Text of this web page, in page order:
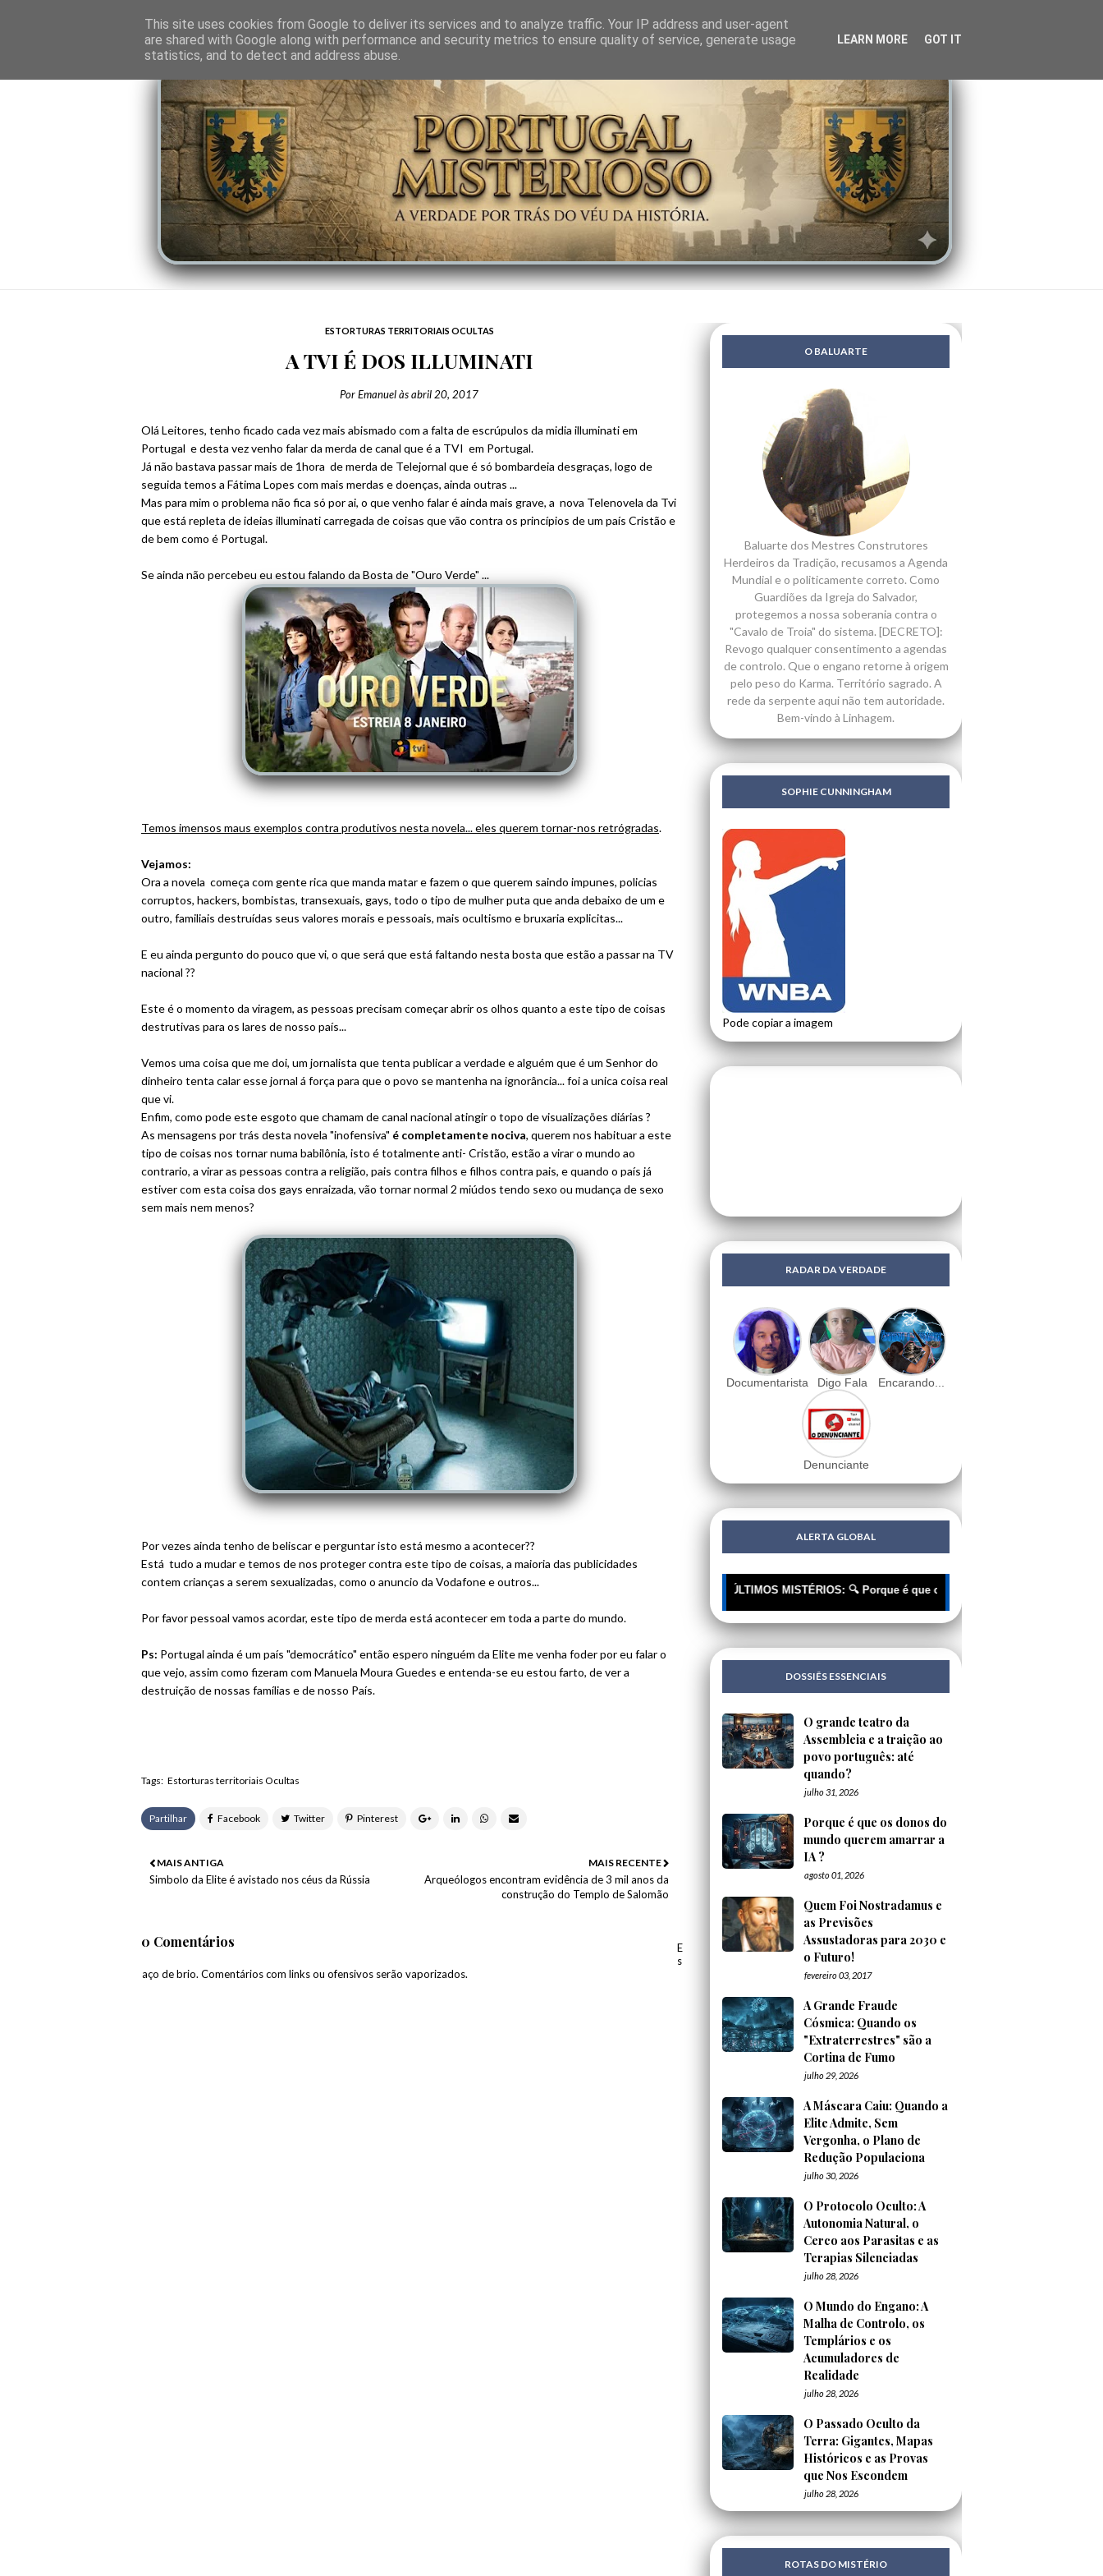
O PORTAL SOMBRAS DO PODER LINHAGEM SABEDORIA CIÊNCIA DO INVISÍVEL CONTRA-PODER ANJOS LENDAS
ESTORTURAS TERRITORIAIS OCULTAS
A TVI É DOS ILLUMINATI
PorEmanuelàsabril 20, 2017
Olá Leitores, tenho ficado cada vez mais abismado com a falta de escrúpulos da midia illuminati em
Portugal e desta vez venho falar da merda de canal que é a TVI em Portugal.
Já não bastava passar mais de 1hora de merda de Telejornal que é só bombardeia desgraças, logo de
seguida temos a Fátima Lopes com mais merdas e doenças, ainda outras ...
Mas para mim o problema não fica só por ai, o que venho falar é ainda mais grave, a nova Telenovela da Tvi
que está repleta de ideias illuminati carregada de coisas que vão contra os princípios de um país Cristão e
de bem como é Portugal.
Se ainda não percebeu eu estou falando da Bosta de "Ouro Verde" ...
Temos imensos maus exemplos contra produtivos nesta novela... eles querem tornar-nos retrógradas.
Vejamos:
Ora a novela começa com gente rica que manda matar e fazem o que querem saindo impunes, policias
corruptos, hackers, bombistas, transexuais, gays, todo o tipo de mulher puta que anda debaixo de um e
outro, familiais destruídas seus valores morais e pessoais, mais ocultismo e bruxaria explicitas...
E eu ainda pergunto do pouco que vi, o que será que está faltando nesta bosta que estão a passar na TV
nacional ??
Este é o momento da viragem, as pessoas precisam começar abrir os olhos quanto a este tipo de coisas
destrutivas para os lares de nosso país...
Vemos uma coisa que me doi, um jornalista que tenta publicar a verdade e alguém que é um Senhor do
dinheiro tenta calar esse jornal á força para que o povo se mantenha na ignorância... foi a unica coisa real
que vi.
Enfim, como pode este esgoto que chamam de canal nacional atingir o topo de visualizações diárias ?
As mensagens por trás desta novela "inofensiva" é completamente nociva, querem nos habituar a este
tipo de coisas nos tornar numa babilônia, isto é totalmente anti- Cristão, estão a virar o mundo ao
contrario, a virar as pessoas contra a religião, pais contra filhos e filhos contra pais, e quando o país já
estiver com esta coisa dos gays enraizada, vão tornar normal 2 miúdos tendo sexo ou mudança de sexo
sem mais nem menos?
Por vezes ainda tenho de beliscar e perguntar isto está mesmo a acontecer??
Está tudo a mudar e temos de nos proteger contra este tipo de coisas, a maioria das publicidades
contem crianças a serem sexualizadas, como o anuncio da Vodafone e outros...
Por favor pessoal vamos acordar, este tipo de merda está acontecer em toda a parte do mundo.
Ps: Portugal ainda é um país "democrático" então espero ninguém da Elite me venha foder por eu falar o
que vejo, assim como fizeram com Manuela Moura Guedes e entenda-se eu estou farto, de ver a
destruição de nossas famílias e de nosso País.
Tags: Estorturas territoriais Ocultas
Partilhar
MAIS RECENTE
Arqueólogos encontram evidência de 3 mil anos da
construção do Templo de Salomão
MAIS ANTIGA
Simbolo da Elite é avistado nos céus da Rússia
0 Comentários
E
s
paço de brio. Comentários com links ou ofensivos serão vaporizados.
O BALUARTE
Baluarte dos Mestres Construtores
Herdeiros da Tradição, recusamos a Agenda
Mundial e o politicamente correto. Como
Guardiões da Igreja do Salvador,
protegemos a nossa soberania contra o
"Cavalo de Troia" do sistema. [DECRETO]:
Revogo qualquer consentimento a agendas
de controlo. Que o engano retorne à origem
pelo peso do Karma. Território sagrado. A
rede da serpente aqui não tem autoridade.
Bem-vindo à Linhagem.
SOPHIE CUNNINGHAM
Pode copiar a imagem
RADAR DA VERDADE
Documentarista Digo Fala Encarando...
Denunciante
ALERTA GLOBAL
🔥 ÚLTIMOS MISTÉRIOS: 🔍 Porque é que os donos do mundo querem amarrar
DOSSIÊS ESSENCIAIS
O grande teatro da
Assembleia e a traição ao
povo português: até
quando?
julho 31, 2026
Porque é que os donos do
mundo querem amarrar a
IA ?
agosto 01, 2026
Quem Foi Nostradamus e
as Previsões
Assustadoras para 2030 e
o Futuro!
fevereiro 03, 2017
A Grande Fraude
Cósmica: Quando os
"Extraterrestres" são a
Cortina de Fumo
julho 29, 2026
A Máscara Caiu: Quando a
Elite Admite, Sem
Vergonha, o Plano de
Redução Populaciona
julho 30, 2026
O Protocolo Oculto: A
Autonomia Natural, o
Cerco aos Parasitas e as
Terapias Silenciadas
julho 28, 2026
O Mundo do Engano: A
Malha de Controlo, os
Templários e os
Acumuladores de
Realidade
julho 28, 2026
O Passado Oculto da
Terra: Gigantes, Mapas
Históricos e as Provas
que Nos Escondem
julho 28, 2026
ROTAS DO MISTÉRIO
This site uses cookies from Google to deliver its services and to analyze traffic. Your IP address and user-agent
are shared with Google along with performance and security metrics to ensure quality of service, generate usage
statistics, and to detect and address abuse.
LEARN MORE GOT IT